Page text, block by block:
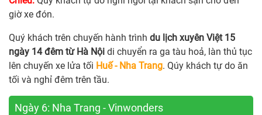
giờ xe đón.
Quý khách trên chuyến hành trình du lịch xuyên Việt 15
ngày 14 đêm từ Hà Nội di chuyển ra ga tàu hoả, làn thủ tục
lên chuyến xe lửa tối Huế - Nha Trang. Qúy khách tự do ăn
tối và nghỉ đêm trên tầu.
Ngày 6: Nha Trang - Vinwonders